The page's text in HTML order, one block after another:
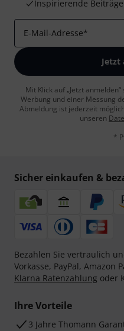
Inspirierende Beiträge
E-Mail-Adresse*
Jetzt
Mit Klick auf „Jetzt
Werbung und einer Messung
Abmeldung ist jederzeit
unseren
*
Sicher einkaufen &
Bezahlen Sie vertraulich
Vorkasse, PayPal, Amazon
Klarna Ratenzahlung oder
Ihre Vorteile
3 Jahre Thomann